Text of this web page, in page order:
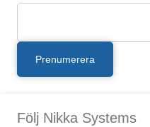
Följ Nikka Systems